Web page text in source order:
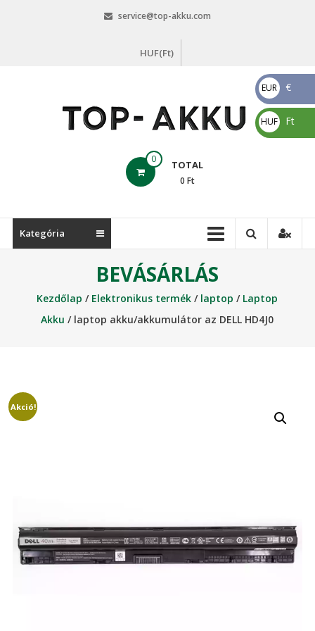
service@top-akku.com
HUF(Ft)
akku.com
0 TOTAL
0 Ft
Kategória
BEVÁSÁRLÁS
Kezdőlap / Elektronikus termék / laptop / Laptop
Akku / laptop akku/akkumulátor az DELL HD4J0
Akció!
EUR
€
€
HUF
Ft
Ft